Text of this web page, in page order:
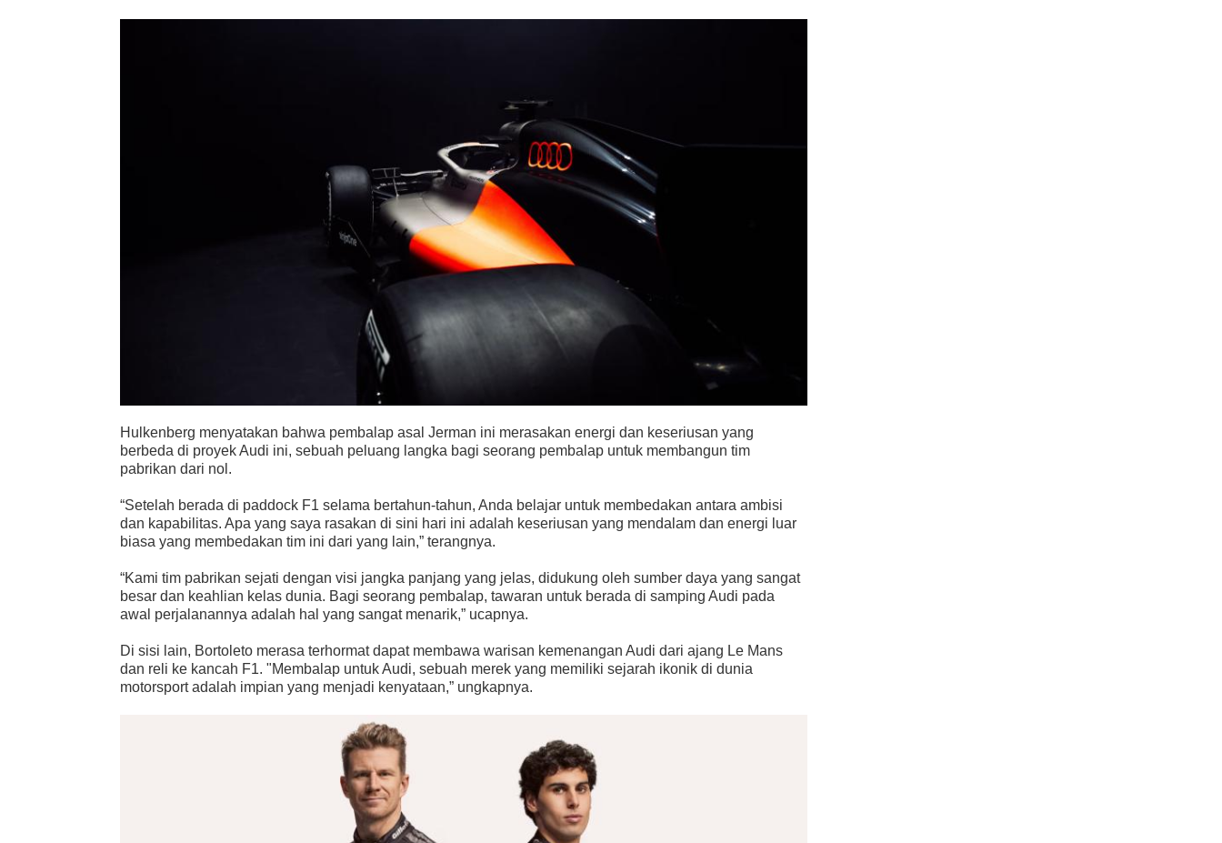
Hulkenberg menyatakan bahwa pembalap asal Jerman ini merasakan energi dan keseriusan yang
berbeda di proyek Audi ini, sebuah peluang langka bagi seorang pembalap untuk membangun tim
pabrikan dari nol.
“Setelah berada di paddock F1 selama bertahun-tahun, Anda belajar untuk membedakan antara ambisi
dan kapabilitas. Apa yang saya rasakan di sini hari ini adalah keseriusan yang mendalam dan energi luar
biasa yang membedakan tim ini dari yang lain,” terangnya.
“Kami tim pabrikan sejati dengan visi jangka panjang yang jelas, didukung oleh sumber daya yang sangat
besar dan keahlian kelas dunia. Bagi seorang pembalap, tawaran untuk berada di samping Audi pada
awal perjalanannya adalah hal yang sangat menarik,” ucapnya.
Di sisi lain, Bortoleto merasa terhormat dapat membawa warisan kemenangan Audi dari ajang Le Mans
dan reli ke kancah F1. "Membalap untuk Audi, sebuah merek yang memiliki sejarah ikonik di dunia
motorsport adalah impian yang menjadi kenyataan,” ungkapnya.